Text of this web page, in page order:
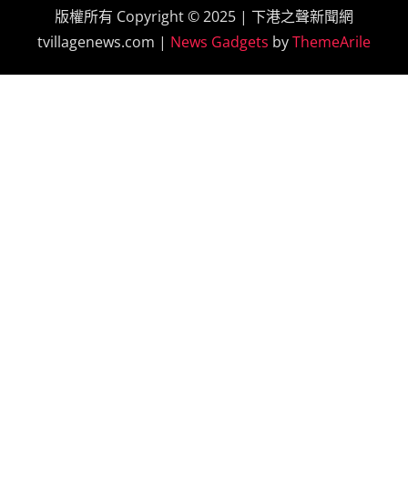
版權所有 Copyright © 2025 | 下港之聲新聞網
tvillagenews.com | News Gadgets byThemeArile